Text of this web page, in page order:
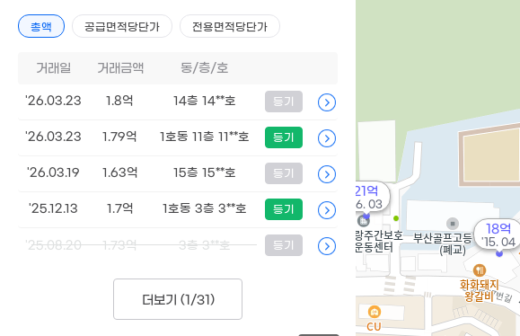
21억
'16. 03
18억
'15. 04
총액 공급면적당단가 전용면적당단가
거래일 거래금액 동/층/호
'26.03.23 1.8억 14층 14**호 등기
'26.03.23 1.79억 1호동 11층 11**호 등기
'26.03.19 1.63억 15층 15**호 등기
'25.12.13 1.7억 1호동 3층 3**호 등기
'25.08.20 1.73억 3층 3**호 등기
더보기 (1/31 )